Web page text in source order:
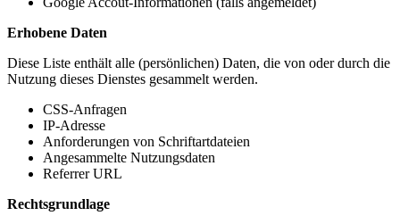
Erhobene Daten
Diese Liste enthält alle (persönlichen) Daten, die von oder durch die
Nutzung dieses Dienstes gesammelt werden.
CSS-Anfragen
IP-Adresse
Anforderungen von Schriftartdateien
Angesammelte Nutzungsdaten
Referrer URL
Rechtsgrundlage